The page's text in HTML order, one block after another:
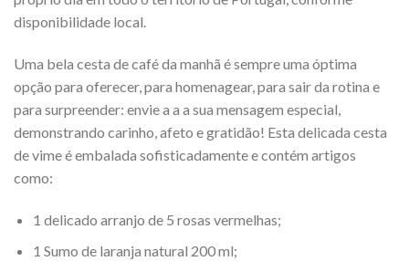
disponibilidade local.
Uma bela cesta de café da manhã é sempre uma óptima
opção para oferecer, para homenagear, para sair da rotina e
para surpreender: envie a a a sua mensagem especial,
demonstrando carinho, afeto e gratidão! Esta delicada cesta
de vime é embalada sofisticadamente e contém artigos
como:
1 delicado arranjo de 5 rosas vermelhas;
1 Sumo de laranja natural 200 ml;